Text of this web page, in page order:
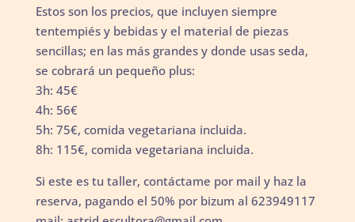
Estos son los precios, que incluyen siempre
tentempiés y bebidas y el material de piezas
sencillas; en las más grandes y donde usas seda,
se cobrará un pequeño plus:
3h: 45€
4h: 56€
5h: 75€, comida vegetariana incluida.
8h: 115€, comida vegetariana incluida.
Si este es tu taller, contáctame por mail y haz la
reserva, pagando el 50% por bizum al 623949117